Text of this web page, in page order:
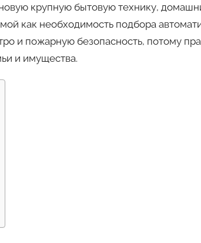
крупную бытовую технику,
как необходимость подбора
и пожарную безопасность, потому
и имущества.